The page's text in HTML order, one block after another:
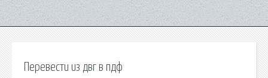
Перевести из двг в пдф